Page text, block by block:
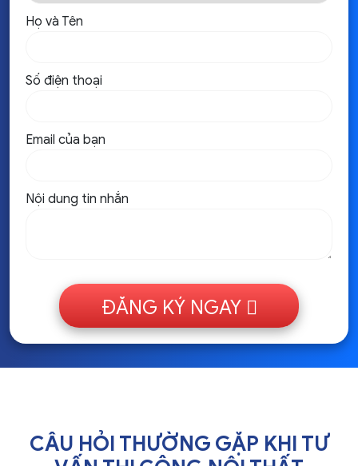
Họ và Tên
Số điện thoại
Email của bạn
Nội dung tin nhắn
ĐĂNG KÝ NGAY
CÂU HỎI THƯỜNG GẶP KHI TƯ